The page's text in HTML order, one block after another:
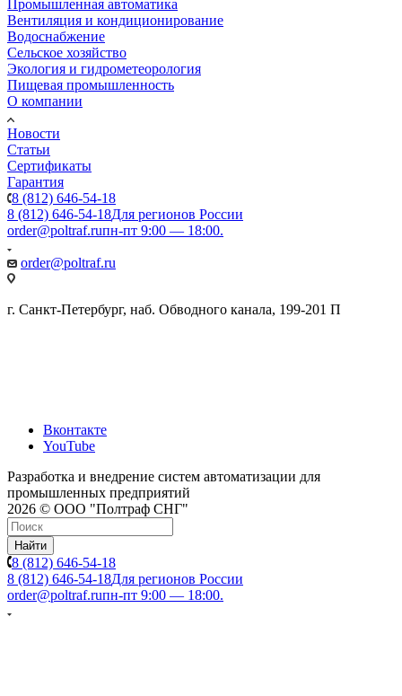
Промышленная автоматика
Вентиляция и кондиционирование
Водоснабжение
Сельское хозяйство
Экология и гидрометеорология
Пищевая промышленность
О компании
Новости
Статьи
Сертификаты
Гарантия
8 (812) 646-54-18
8 (812) 646-54-18Для регионов России
order@poltraf.ruпн-пт 9:00 — 18:00.
order@poltraf.ru
г. Санкт-Петербург, наб. Обводного канала, 199-201 П
Вконтакте
YouTube
Разработка и внедрение систем автоматизации для
промышленных предприятий
2026 © ООО "Полтраф СНГ"
Найти
8 (812) 646-54-18
8 (812) 646-54-18Для регионов России
order@poltraf.ruпн-пт 9:00 — 18:00.